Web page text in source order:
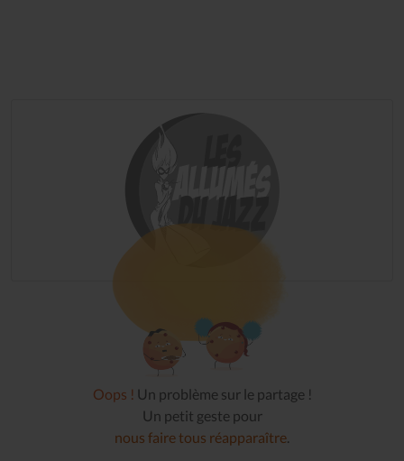
Oops ! Un problème sur le partage !
Un petit geste pour
nous faire tous réapparaître.